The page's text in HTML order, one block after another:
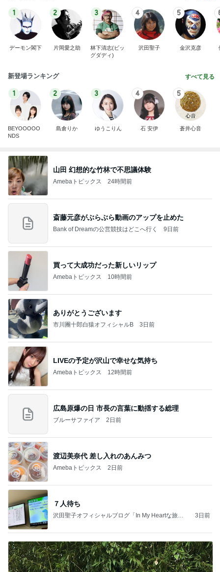
1
デーモン閣下
2
片岡愛之助
3
林下清志(ビッ
グダディ)
4
沢田聖子
5
金沢克彦
新登場ランキング すべて見る
1
BEYOOOOO
NDS
2
島倉りか
3
ゆうこりん
4
石 安伊
5
蒼井心音
山田 幻想的な竹林で不思議体験
Amebaトピックス 24時間前
斎藤元彦がぶらぶら動画のアップを止めた
Bank of Dreamの公営競技はどこへ行く 9日前
買って大成功だった新しいリップ
Amebaトピックス 10時間前
ありがとうございます
市川團十郎白猿オフィシャルB 3日前
LIVEの予定が沢山で幸せな気持ち
Amebaトピックス 12時間前
広島原爆の日 市長の言葉に動揺する総理
ブルーサファイア 2日前
渡辺美奈代 差し入れのあんみつ
Amebaトピックス 2日前
７人待ち
沢田聖子オフィシャルブログ「In My Heartな旅日
3日前